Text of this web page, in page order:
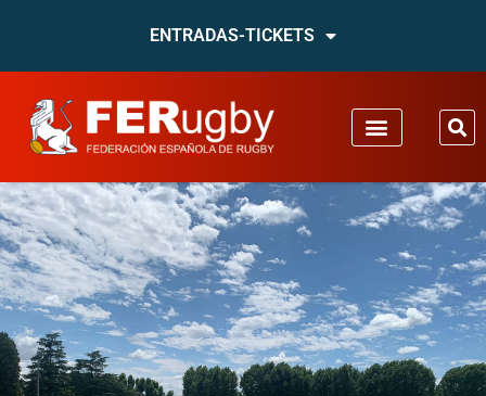
ENTRADAS-TICKETS